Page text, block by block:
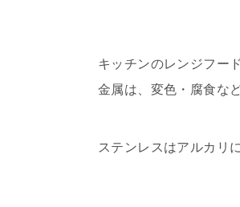
キッチンのレンジフー
金属は、変色・腐食な
ステンレスはアルカリ